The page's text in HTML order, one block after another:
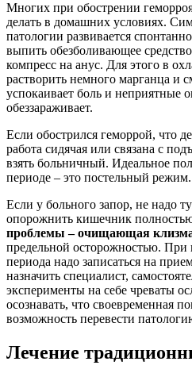
Многих при обострении
делать в домашних условиях.
патологии развивается
выпить обезболивающее
компресс на анус. Для этого в
растворить немного марганца и
успокаивает боль и неприятные
обеззараживает.
Если обострился геморрой, что
работа сидячая или связана с
взять больничный. Идеальное
периоде – это постельный режим.
Если у больного запор, не надо
опорожнить кишечник
проблемы – очищающая
предельной осторожностью. При
периода надо записаться на
назначить специалист,
эксперименты на себе чреваты
осознавать, что своевременная
возможность перевести
Лечение